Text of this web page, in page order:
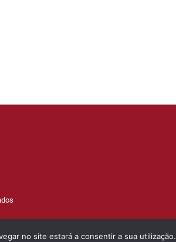
no site estará a consentir a sua utilização.